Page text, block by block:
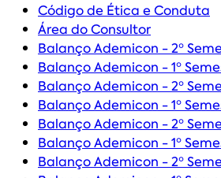
Código de Ética e Conduta
Área do Consultor
Balanço Ademicon - 2º
Balanço Ademicon - 1º
Balanço Ademicon - 2º
Balanço Ademicon - 1º
Balanço Ademicon - 2º
Balanço Ademicon - 1º
Balanço Ademicon - 2º